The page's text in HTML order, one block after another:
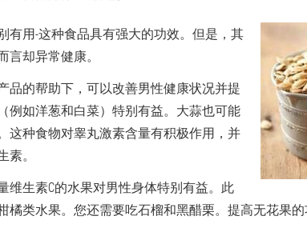
有用-这种食品具有强大的功效。但是，其
言却异常健康。
品的帮助下，可以改善男性健康状况并提
例如洋葱和白菜）特别有益。大蒜也可能
这种食物对睾丸激素含量有积极作用，并
素。
维生素C的水果对男性身体特别有益。此
橘类水果。您还需要吃石榴和黑醋栗。提高无花果的